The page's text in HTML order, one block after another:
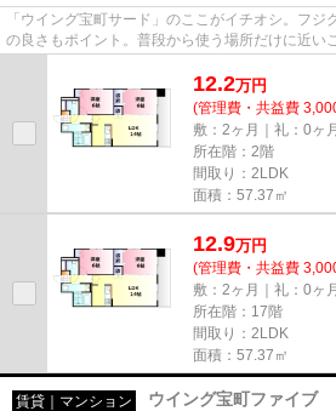
「ウイング宝町サード」のここがイチオシ。フ
の良さもポイント。普段から使う場所だけに近い
12.2万円
(管理費・共益費
敷：2ヶ月｜礼：0ヶ月
所在階：2階
間取り：2LDK
面積：57.37㎡
12.9万円
(管理費・共益費
敷：2ヶ月｜礼：0ヶ月
所在階：17階
間取り：2LDK
面積：57.37㎡
賃貸｜マンション ウイング宝町ファイブ